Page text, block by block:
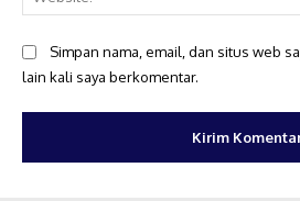
Simpan nama, email, dan situs web
lain kali saya berkomentar.